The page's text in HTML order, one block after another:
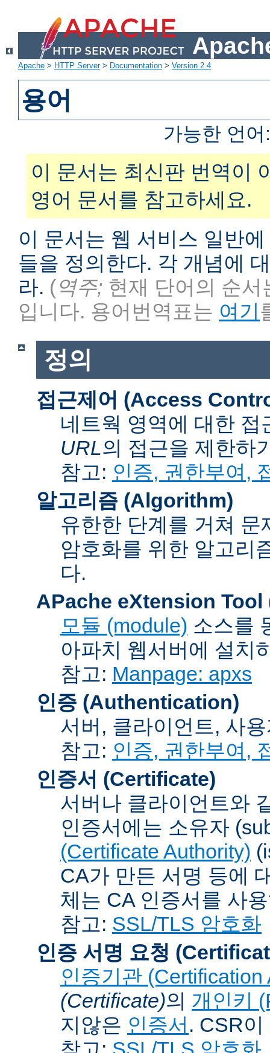
Apache > HTTP Server> Documentation > Version 2.4
용어
가능한 언
이 문서는 최신판 번역이
영어 문서를 참고하세요.
이 문서는 웹 서비스 일반
들을 정의한다. 각 개념에
라. (역주; 현재 단어의 순
입니다. 용어번역표는 여기
정의
접근제어 (Access
네트웍 영역에 대한
URL의 접근을 제한하
참고: 인증, 권한부여,
알고리즘 (Algorithm)
유한한 단계를 거쳐
암호화를 위한 알고리
다.
APache eXtension Tool
모듈 (module) 소스를
아파치 웹서버에 설치
참고: Manpage: apxs
인증 (Authentication)
서버, 클라이언트, 사
참고: 인증, 권한부여,
인증서 (Certificate)
서버나 클라이언트와
인증서에는 소유자
(Certificate Authority)
CA가 만든 서명 등에
체는 CA 인증서를 사
참고: SSL/TLS 암호화
인증 서명 요청
인증기관 (Certification
(Certificate)의 개인키
지않은 인증서 . CSR